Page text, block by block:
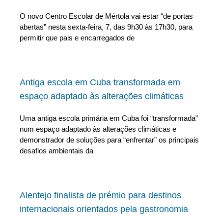
O novo Centro Escolar de Mértola vai estar “de portas
abertas” nesta sexta-feira, 7, das 9h30 às 17h30, para
permitir que pais e encarregados de
Antiga escola em Cuba transformada em
espaço adaptado às alterações climáticas
Uma antiga escola primária em Cuba foi “transformada”
num espaço adaptado às alterações climáticas e
demonstrador de soluções para “enfrentar” os principais
desafios ambientais da
Alentejo finalista de prémio para destinos
internacionais orientados pela gastronomia